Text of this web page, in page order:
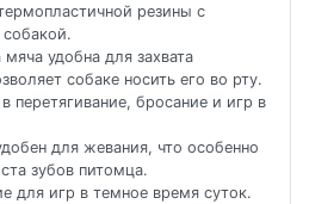
резины с
удобна для захвата
собаке носить его во рту.
перетягивание, бросание и игр в
для жевания, что особенно
зубов питомца.
для игр в темное время суток.